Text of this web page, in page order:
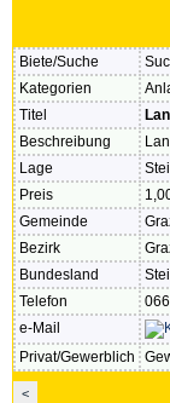
Biete/Suche
Kategorien
Titel
Beschreibung
Lage
Preis
Gemeinde
Bezirk
Bundesland
Telefon
e-Mail
Privat/Gewerblich
<